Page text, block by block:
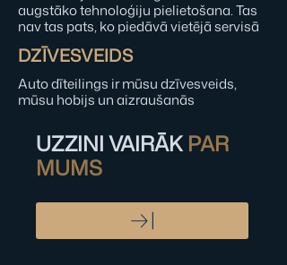
augstāko tehnoloģiju pielietošana. Tas
nav tas pats, ko piedāvā vietējā servisā
DZĪVESVEIDS
Auto dīteilings ir mūsu dzīvesveids,
mūsu hobijs un aizraušanās
UZZINI VAIRĀK PAR
MUMS